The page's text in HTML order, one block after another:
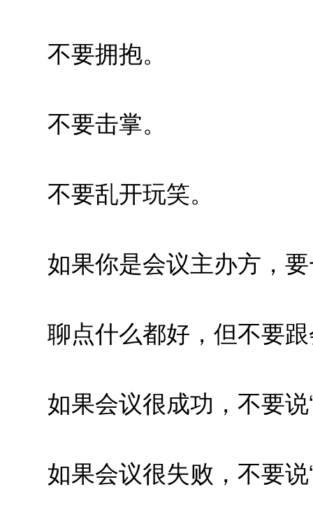
不要拥抱。
不要击掌。
不要乱开玩笑。
如果你是会议主办方，要
聊点什么都好，但不要跟
如果会议很成功，不要说
如果会议很失败，不要说